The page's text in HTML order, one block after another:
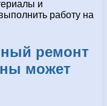
и
работу на
ремонт
может